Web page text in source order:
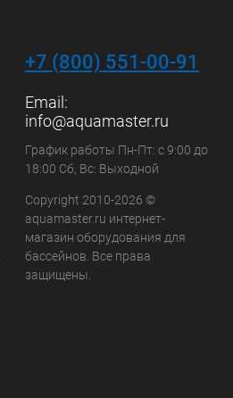
+7 (800) 551-00-91
Email:
info@aquamaster.ru
График работы Пн-Пт: с 9:00 до
18:00 Сб, Вс: Выходной
Copyright 2010-2026 ©
aquamaster.ru интернет-
магазин оборудования для
бассейнов. Все права
защищены.